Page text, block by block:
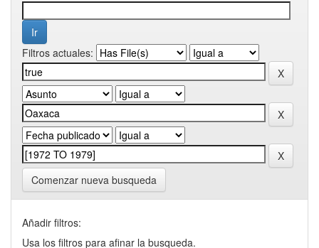
Filtros actuales:
Comenzar nueva busqueda
Añadir filtros:
Usa los filtros para afinar la busqueda.